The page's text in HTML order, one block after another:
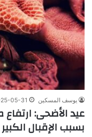
يوسف المسكين 05-31
عيد الأضحى:
بسبب الإقبال